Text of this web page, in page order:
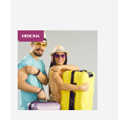
MEDICINA